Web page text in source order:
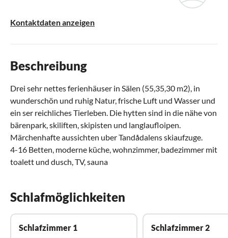
Kontaktdaten anzeigen
Beschreibung
Drei sehr nettes ferienhäuser in Sälen (55,35,30 m2), in
wunderschön und ruhig Natur, frische Luft und Wasser und
ein ser reichliches Tierleben. Die hytten sind in die nähe von
bärenpark, skiliften, skipisten und langlaufloipen.
Märchenhafte aussichten uber Tandådalens skiaufzuge.
4-16 Betten, moderne küche, wohnzimmer, badezimmer mit
toalett und dusch, TV, sauna
Schlafmöglichkeiten
Schlafzimmer 1
Schlafzimmer 2